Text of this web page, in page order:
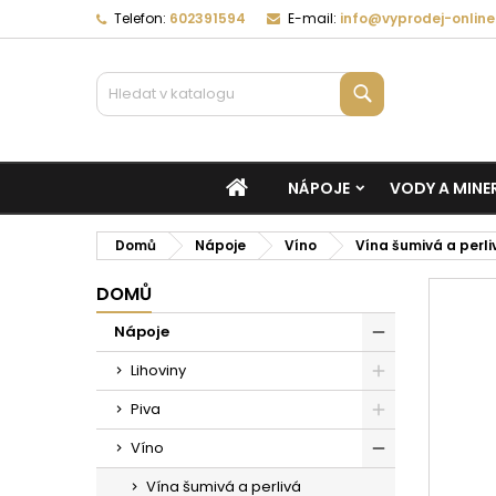
Telefon: 602391594 E-mail: info@vyprodej-
DOMŮNÁPOJE VODY A
Domů Nápoje Víno Vína šumivá a
DOMŮ
Nápoje
Lihoviny
Piva
Víno
Vína šumivá a perlivá